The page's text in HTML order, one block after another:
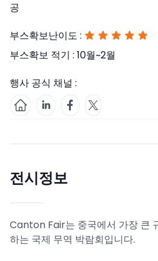
공
부스확보난이도 :
부스확보 적기 : 10월~2월
행사 공식 채널 :
전시정보
Canton Fair는 중국에서 가장 큰
하는 국제 무역 박람회입니다.